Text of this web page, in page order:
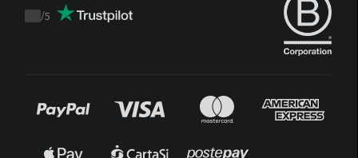
Trustpilot
/5